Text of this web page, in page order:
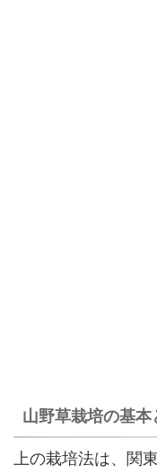
山野草栽培の基本
上の栽培法は、関